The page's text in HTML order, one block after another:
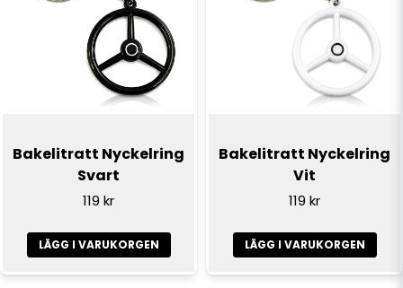
Bakelitratt Nyckelring
Svart
119 kr
LÄGG I VARUKORGEN
Bakelitratt Nyckelring
Vit
119 kr
LÄGG I VARUKORGEN